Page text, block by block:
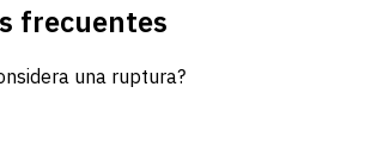
frecuentes
una ruptura?